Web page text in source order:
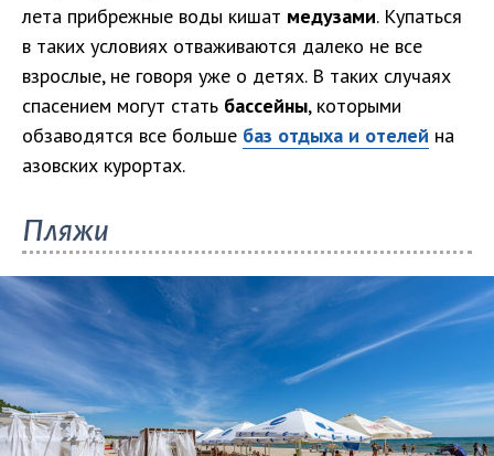
лета прибрежные воды кишат медузами. Купаться
в таких условиях отваживаются далеко не все
взрослые, не говоря уже о детях. В таких случаях
спасением могут стать бассейны, которыми
обзаводятся все больше баз отдыха и отелей на
азовских курортах.
Пляжи